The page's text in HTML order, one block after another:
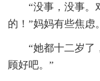
“没事，没事。
的！”妈妈有些焦虑。
“她都十二岁了，
顾好吧。”